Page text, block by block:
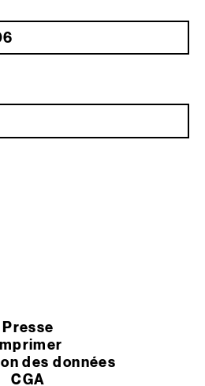
Presse
Imprimer
des données
CGA